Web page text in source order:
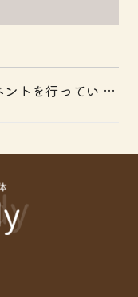
トを行ってい …